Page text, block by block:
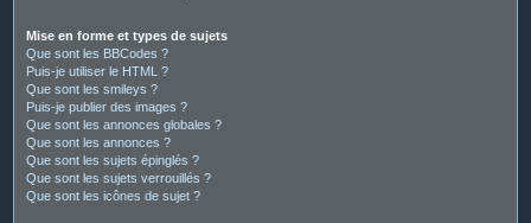
Mise en forme et types de sujets
Que sont les BBCodes ?
Puis-je utiliser le HTML ?
Que sont les smileys ?
Puis-je publier des images ?
Que sont les annonces globales ?
Que sont les annonces ?
Que sont les sujets épinglés ?
Que sont les sujets verrouillés ?
Que sont les icônes de sujet ?